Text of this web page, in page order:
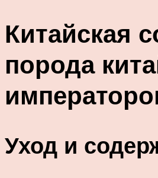
Китайская
порода
Уход и